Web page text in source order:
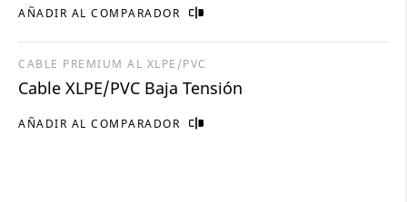
AÑADIR AL COMPARADOR
AÑADIR AL COMPARADOR
CABLE PREMIUM AL XLPE/PVC
Cable XLPE/PVC Baja Tensión